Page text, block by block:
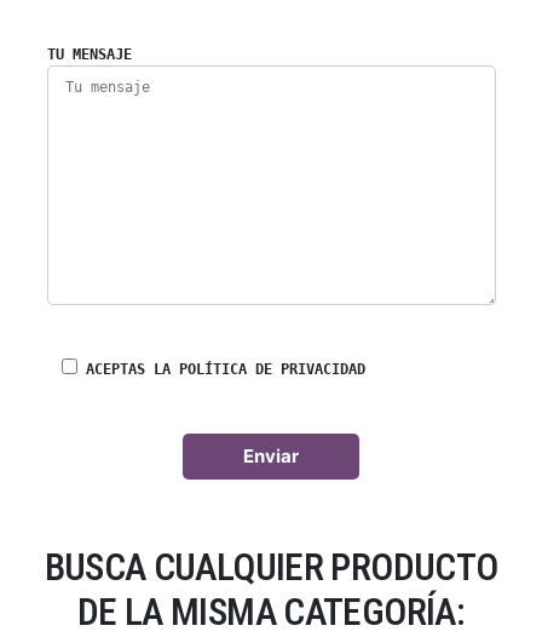
TU MENSAJE
ACEPTAS LA POLÍTICA DE PRIVACIDAD
BUSCA CUALQUIER PRODUCTO
DE LA MISMA CATEGORÍA: